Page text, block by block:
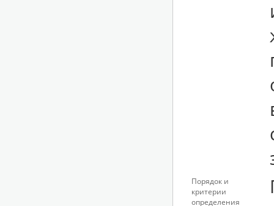
Порядок и
критерии
определения